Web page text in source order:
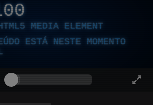
MEDIA ELEMENT
ESTÁ NESTE MOMENTO